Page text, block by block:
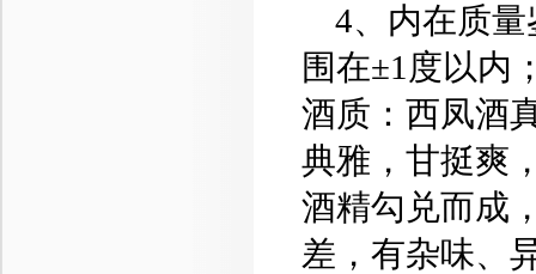
4、内在质量
围在±1度以内
酒质：西凤酒
典雅，甘挺爽
酒精勾兑而成
差，有杂味、